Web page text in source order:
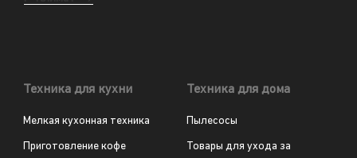
Техника для кухни
Мелкая кухонная техника
Приготовление кофе
Техника для дома
Пылесосы
Товары для ухода за